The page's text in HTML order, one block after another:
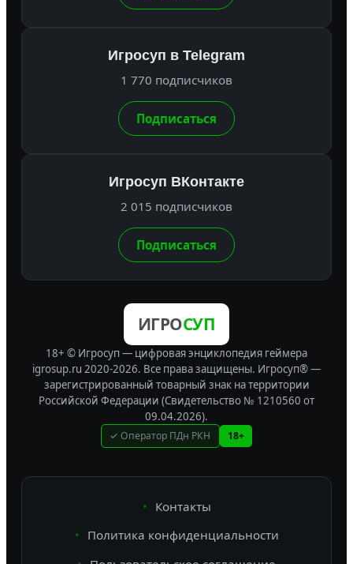
Игросуп в Telegram
1 770 подписчиков
Подписаться
Игросуп ВКонтакте
2 015 подписчиков
Подписаться
ИГРОСУП
18+ © Игросуп — цифровая энциклопедия геймера
igrosup.ru 2020-2026. Все права защищены. Игросуп® —
зарегистрированный товарный знак на территории
Российской Федерации (Свидетельство № 1210560 от
09.04.2026).
✓ Оператор ПДн РКН 18+
Контакты
Политика конфиденциальности